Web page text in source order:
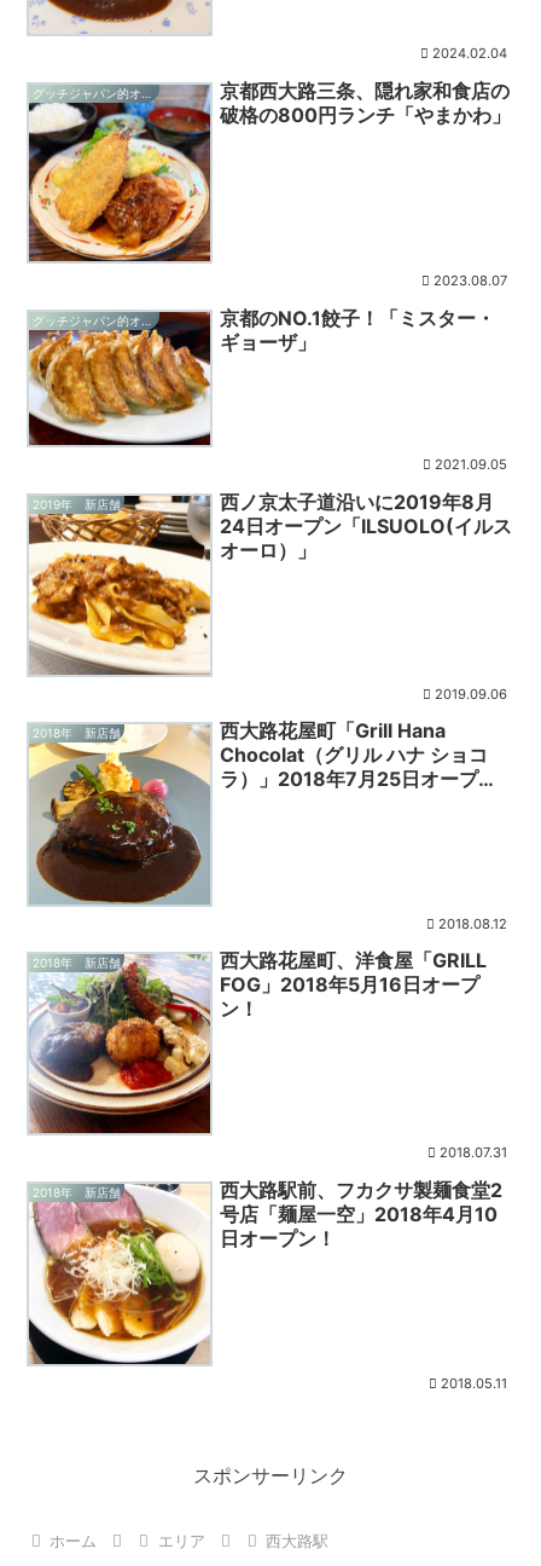
2024.02.04
京都西大路三条、隠れ家和食店の
破格の800円ランチ「やまかわ」
2023.08.07
京都のNO.1餃子！「ミスター・
ギョーザ」
2021.09.05
2019年 新店舗
西ノ京太子道沿いに2019年8月
24日オープン「ILSUOLO(イルス
オーロ）」
2019.09.06
2018年 新店舗
西大路花屋町「Grill Hana
Chocolat（グリル ハナ ショコ
ラ）」2018年7月25日オープ
2018.08.12
2018年 新店舗
西大路花屋町、洋食屋「GRILL
FOG」2018年5月16日オープ
ン！
2018.07.31
2018年 新店舗
西大路駅前、フカクサ製麺食堂2
号店「麺屋一空」2018年4月10
日オープン！
2018.05.11
スポンサーリンク
ホーム エリア 西大路駅